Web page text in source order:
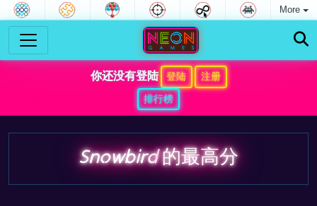
More
你还没有登陆 登陆
注册
排行榜
Snowbird的最高分